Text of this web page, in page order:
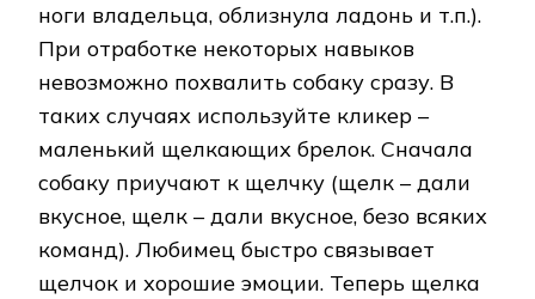
ноги владельца, облизнула ладонь и т.п.).
При отработке некоторых навыков
невозможно похвалить собаку сразу. В
таких случаях используйте кликер –
маленький щелкающих брелок. Сначала
собаку приучают к щелчку (щелк – дали
вкусное, щелк – дали вкусное, безо всяких
команд). Любимец быстро связывает
щелчок и хорошие эмоции. Теперь щелка